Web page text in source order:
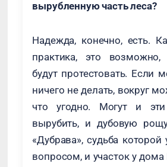
вырубленную часть леса?
Надежда, конечно, есть.
практика, это
будут протестовать. Если
ничего не делать, вокруг
что угодно. Могут и
вырубить, и дубовую
«Дубрава», судьба
вопросом, и участок у